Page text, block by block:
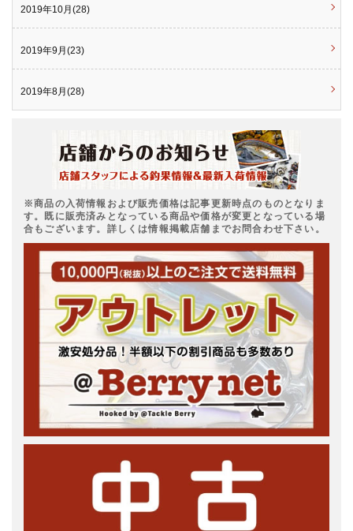
2019年10月(28)
2019年9月(23)
2019年8月(28)
※商品の入荷情報および販売価格は記事更新時点のものとなりま
す。既に販売済みとなっている商品や価格が変更となっている場
合もございます。詳しくは情報掲載店舗までお問合わせ下さい。